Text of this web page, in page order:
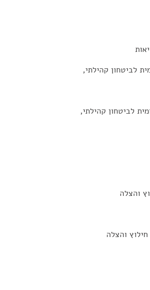
לביטחון קהילתי,
לביטחון קהילתי,
והצלה
והצלה